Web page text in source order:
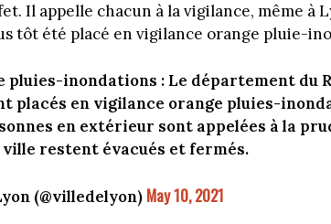
Il appelle chacun à la vigilance, même à
tôt été placé en vigilance orange pluie-
pluies-inondations : Le département du
placés en vigilance orange pluies-
en extérieur sont appelées à la
ville restent évacués et fermés.
(@villedelyon) May 10, 2021